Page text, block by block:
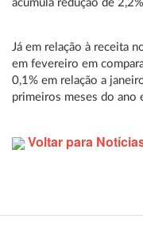
acumula redução de
Já em relação à receita
em fevereiro em
0,1% em relação a
primeiros meses do ano
Voltar para